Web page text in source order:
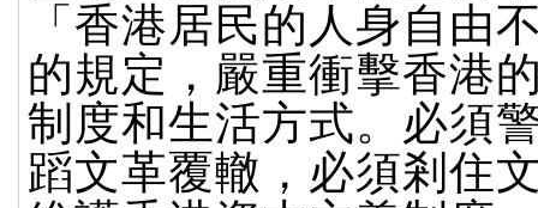
「香港居民的人身自由
的規定，嚴重衝擊香港
制度和生活方式。必須
蹈文革覆轍，必須剎住